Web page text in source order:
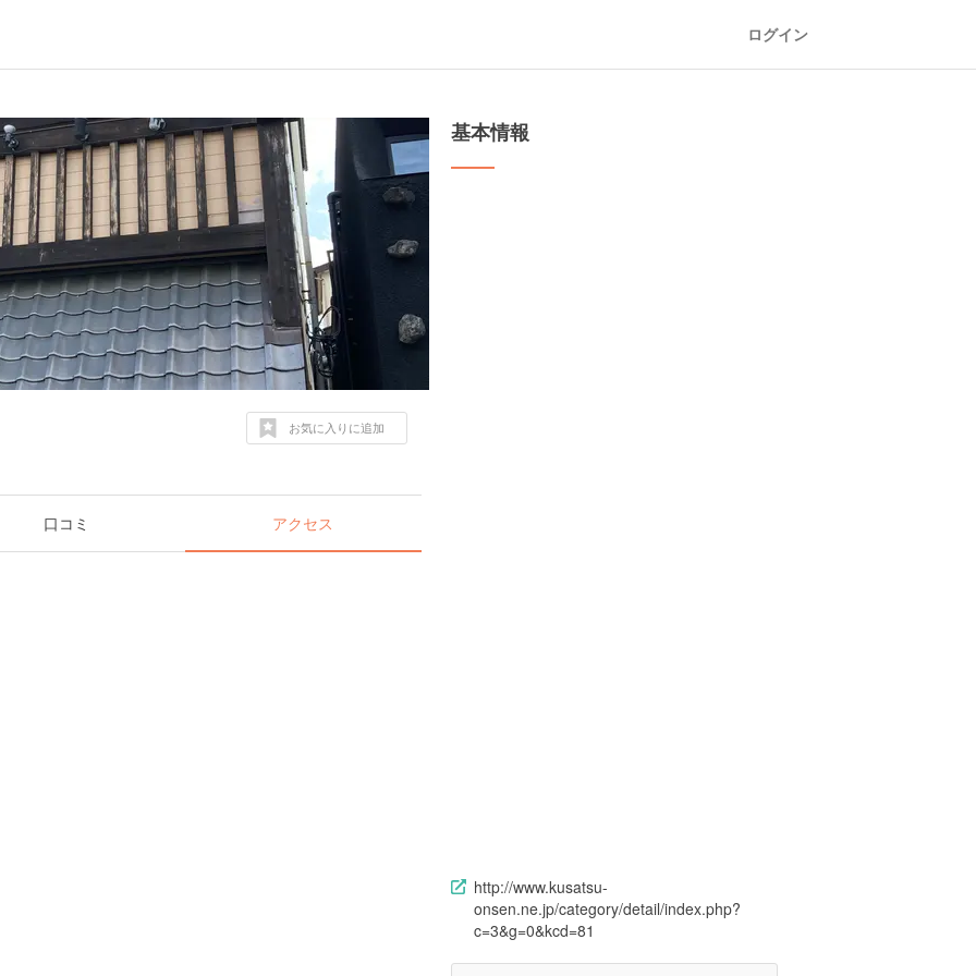
ログイン
お気に入りに追加
口コミ アクセス
基本情報
http://www.kusatsu-
onsen.ne.jp/category/detail/index.php?
c=3&g=0&kcd=81